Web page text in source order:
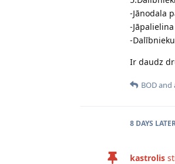
-Jānodala
-
-
Ir daudz
BODand
8 DAYS
kastrolis